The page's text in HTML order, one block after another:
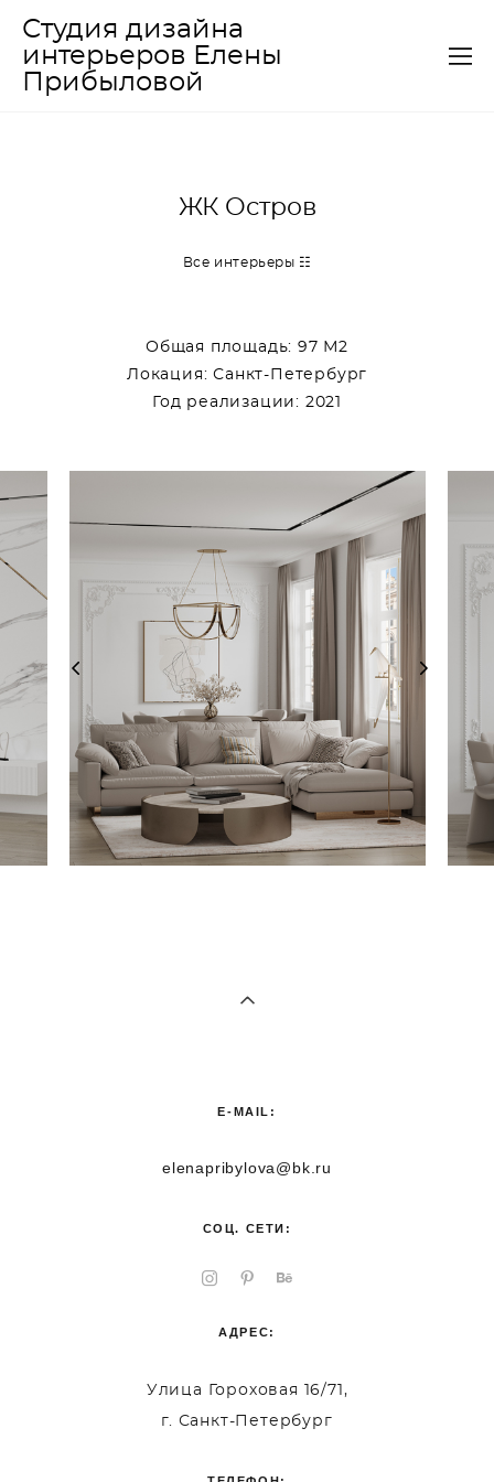
Студия дизайна
интерьеров Елены
Прибыловой
ЖК Остров
Все интерьеры ☷
Общая площадь: 97 М2
Локация: Санкт-Петербург
Год реализации: 2021
E-MAIL:
elenapribylova@bk.ru
СОЦ. СЕТИ:
АДРЕС:
Улица Гороховая 16/71,
г. Санкт-Петербург